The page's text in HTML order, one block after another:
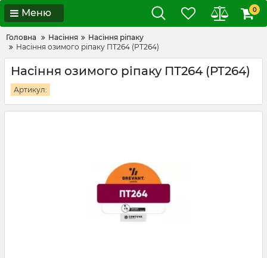
Меню 0
Головна Насіння
Насіння ріпаку
Насіння озимого ріпаку ПТ264 (PT264)
Насіння озимого ріпаку ПТ264 (PT264)
Артикул: